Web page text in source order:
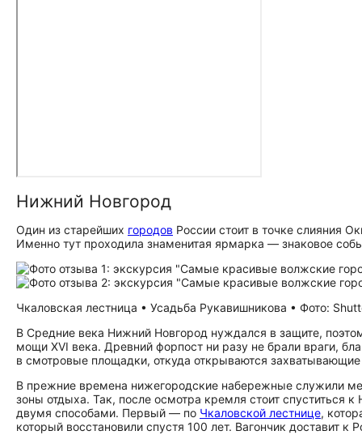
Нижний Новгород
Один из старейших городов России стоит в точке слияния
Именно тут проходила знаменитая ярмарка — знаковое
Чкаловская лестница • Усадьба Рукавишникова • Фото:
В Средние века Нижний Новгород нуждался в защите,
мощи XVI века. Древний форпост ни разу не брали враги,
в смотровые площадки, откуда открываются
В прежние времена нижегородские набережные служили
зоны отдыха. Так, после осмотра кремля стоит
двумя способами. Первый — по Чкаловской лестнице,
который восстановили спустя 100 лет. Вагончик доставит